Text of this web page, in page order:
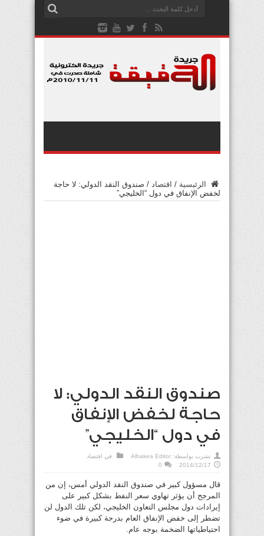
الرئيسية / اقتصاد / صندوق النقد الدولي: لا حاجة
لخفض الإنفاق في دول “الخليجي”
صندوق النقد الدولي: لا
حاجة لخفض الإنفاق
في دول “الخليجي”
نشرت بواسطة: Alhakea Editor في اقتصاد
2014/12/17
0
قال مسؤول كبير في صندوق النقد الدولي أمس، إن من
المرجح أن يؤثر تهاوي سعر النفط بشكل كبير على
إيرادات دول مجلس التعاون الخليجي، لكن تلك الدول لن
تضطر إلى خفض الإنفاق العام بدرجة كبيرة في ضوء
احتياطياتها الضخمة بوجه عام.